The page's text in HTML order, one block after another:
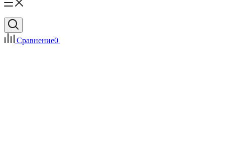
Сравнение0